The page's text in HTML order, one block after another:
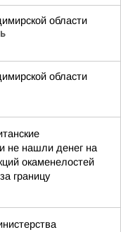
области
области
не нашли денег на
окаменелостей
границу